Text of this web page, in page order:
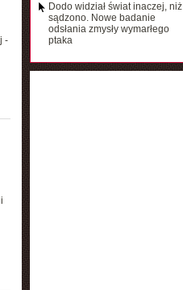
-
Dodo widział świat inaczej, niż
sądzono. Nowe badanie
odsłania zmysły wymarłego
ptaka